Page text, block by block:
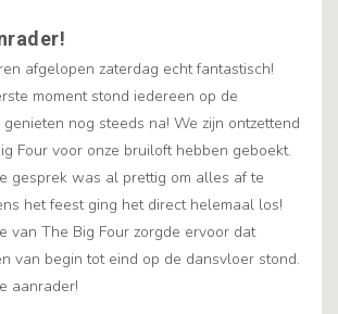
afgelopen zaterdag echt fantastisch!
moment stond iedereen op de
nog steeds na! We zijn ontzettend
Four voor onze bruiloft hebben geboekt.
gesprek was al prettig om alles af te
het feest ging het direct helemaal los!
van The Big Four zorgde ervoor dat
van begin tot eind op de dansvloer stond.
aanrader!